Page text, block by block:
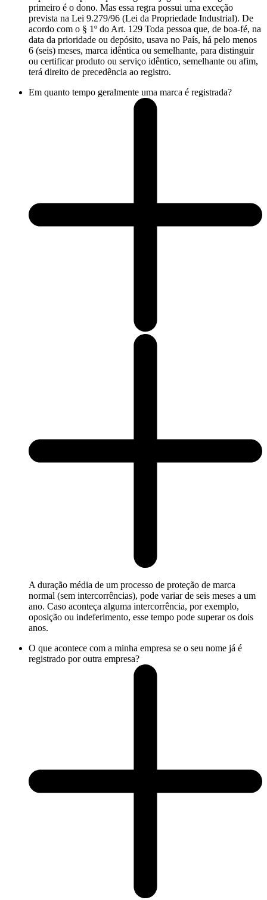
primeiro é o dono. Mas essa regra possui uma exceção
prevista na Lei 9.279/96 (Lei da Propriedade Industrial). De
acordo com o § 1º do Art. 129 Toda pessoa que, de boa-fé, na
data da prioridade ou depósito, usava no País, há pelo menos
6 (seis) meses, marca idêntica ou semelhante, para distinguir
ou certificar produto ou serviço idêntico, semelhante ou afim,
terá direito de precedência ao registro.
Em quanto tempo geralmente uma marca é registrada?
A duração média de um processo de proteção de marca
normal (sem intercorrências), pode variar de seis meses a um
ano. Caso aconteça alguma intercorrência, por exemplo,
oposição ou indeferimento, esse tempo pode superar os dois
anos.
O que acontece com a minha empresa se o seu nome já é
registrado por outra empresa?